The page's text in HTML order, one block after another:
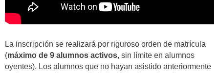
La inscripción se realizará por riguroso orden de matrícula
(máximo de 9 alumnos activos, sin límite en alumnos
oyentes). Los alumnos que no hayan asistido anteriormente